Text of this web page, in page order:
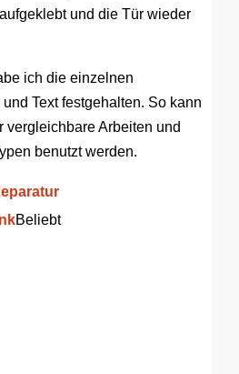
und die Tür wieder
ich die einzelnen
Text festgehalten. So kann
vergleichbare Arbeiten und
benutzt werden.
Beliebt